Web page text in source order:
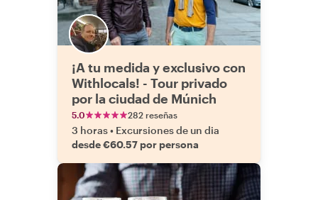
¡A tu medida y exclusivo con
Withlocals! - Tour privado
por la ciudad de Múnich
5.0 282 reseñas
3 horas• Excursiones de un dia
desde €60.57 por persona